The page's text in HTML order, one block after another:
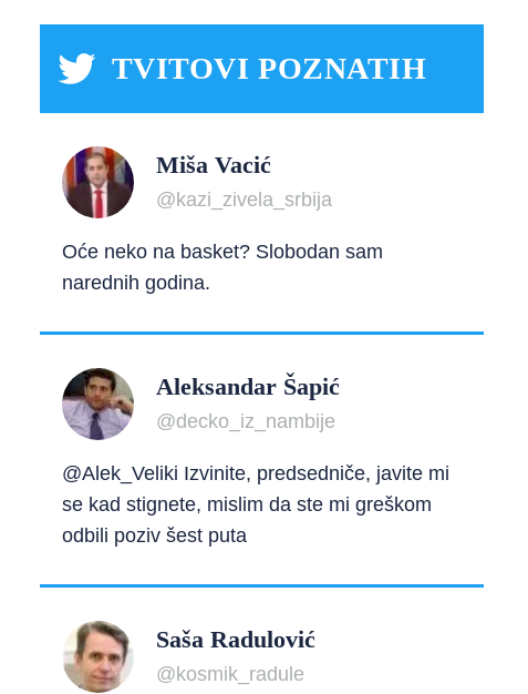
TVITOVI POZNATIH
Miša Vacić
@kazi_zivela_srbija
Oće neko na basket? Slobodan sam
narednih godina.
Aleksandar Šapić
@decko_iz_nambije
@Alek_Veliki Izvinite, predsedniče, javite mi
se kad stignete, mislim da ste mi greškom
odbili poziv šest puta
Saša Radulović
@kosmik_radule